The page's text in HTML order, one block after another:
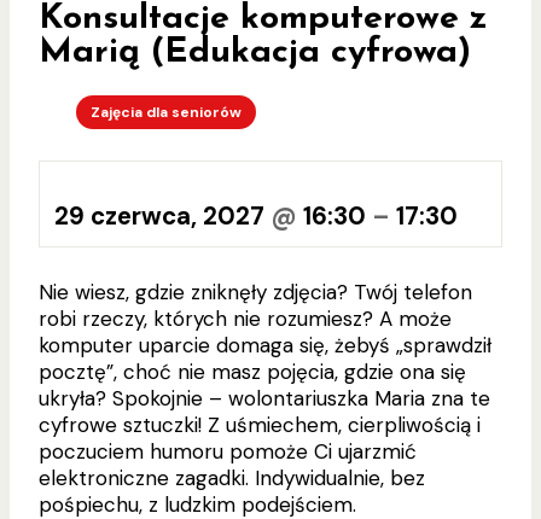
Konsultacje komputerowe z
Marią (Edukacja cyfrowa)
Zajęcia dla seniorów
29 czerwca, 2027 @ 16:30 – 17:30
Nie wiesz, gdzie zniknęły zdjęcia? Twój telefon
robi rzeczy, których nie rozumiesz? A może
komputer uparcie domaga się, żebyś „sprawdził
pocztę”, choć nie masz pojęcia, gdzie ona się
ukryła? Spokojnie – wolontariuszka Maria zna te
cyfrowe sztuczki! Z uśmiechem, cierpliwością i
poczuciem humoru pomoże Ci ujarzmić
elektroniczne zagadki. Indywidualnie, bez
pośpiechu, z ludzkim podejściem.